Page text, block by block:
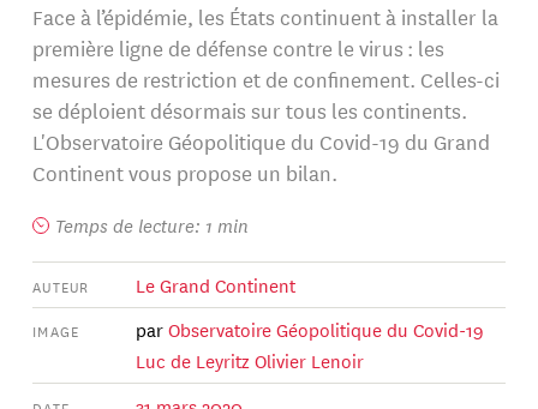
Face à l’épidémie, les États continuent à installer la
première ligne de défense contre le virus : les
mesures de restriction et de confinement. Celles-ci
se déploient désormais sur tous les continents.
L'Observatoire Géopolitique du Covid-19 du Grand
Continent vous propose un bilan.
Temps de lecture: 1 min
AUTEUR Le Grand Continent
IMAGE parObservatoire Géopolitique du Covid-19
Luc de LeyritzOlivier Lenoir